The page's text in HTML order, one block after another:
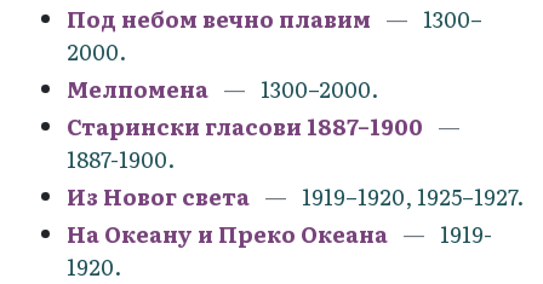
Под небом вечно плавим
1300–
2000.
Мелпомена
1300–2000.
Старински гласови 1887–1900
1887-1900.
Из Новог света
1919–1920, 1925–1927.
На Океану и Преко Океана
1919-
1920.